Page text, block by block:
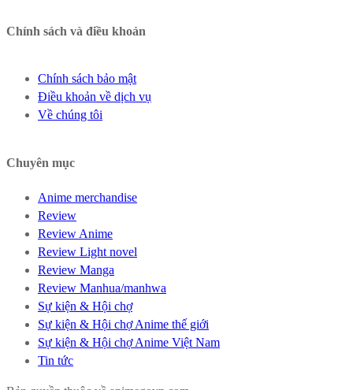
Chính sách và điều khoản
Chính sách bảo mật
Điều khoản về dịch vụ
Về chúng tôi
Chuyên mục
Anime merchandise
Review
Review Anime
Review Light novel
Review Manga
Review Manhua/manhwa
Sự kiện & Hội chợ
Sự kiện & Hội chợ Anime thế giới
Sự kiện & Hội chợ Anime Việt Nam
Tin tức